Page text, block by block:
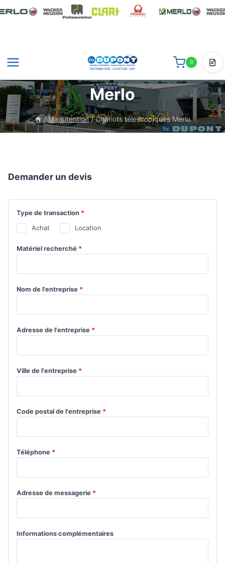
0
Chariots télescopiques
Merlo
/ Manutention / Chariots télescopiques Merlo
Demander un devis
Type de transaction *
Achat
Location
Matériel recherché *
Nom de l'entreprise *
Adresse de l'entreprise *
Ville de l'entreprise *
Code postal de l'entreprise *
Téléphone *
Adresse de messagerie *
Informations complémentaires